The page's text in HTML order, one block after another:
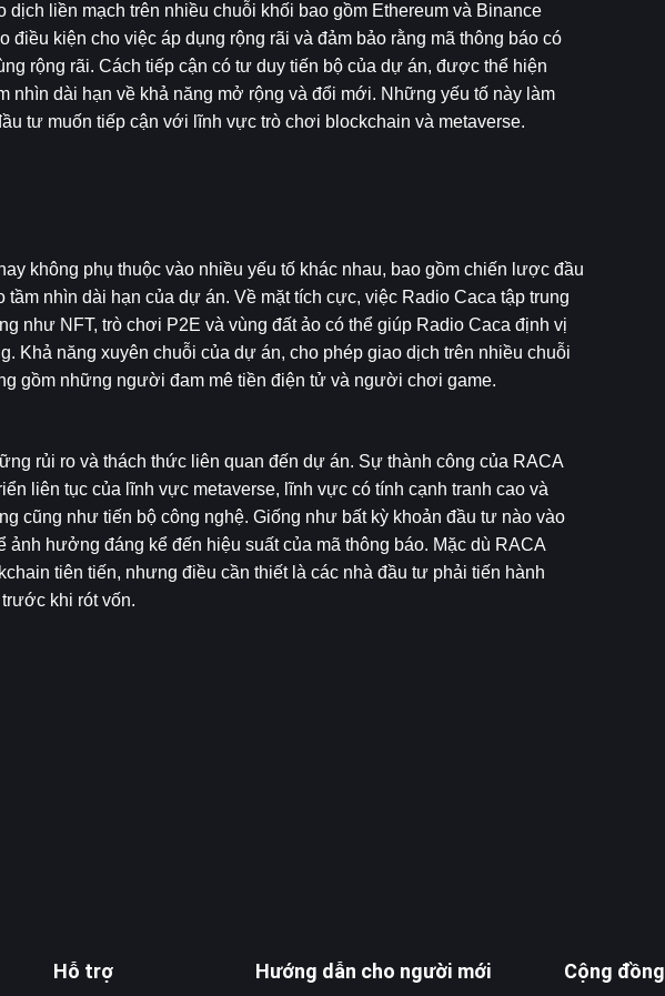
liền mạch trên nhiều chuỗi khối bao gồm Ethereum và Binance
kiện cho việc áp dụng rộng rãi và đảm bảo rằng mã thông báo có
rộng rãi. Cách tiếp cận có tư duy tiến bộ của dự án, được thể hiện
nhìn dài hạn về khả năng mở rộng và đổi mới. Những yếu tố này làm
tư muốn tiếp cận với lĩnh vực trò chơi blockchain và metaverse.
không phụ thuộc vào nhiều yếu tố khác nhau, bao gồm chiến lược đầu
nhìn dài hạn của dự án. Về mặt tích cực, việc Radio Caca tập trung
như NFT, trò chơi P2E và vùng đất ảo có thể giúp Radio Caca định vị
Khả năng xuyên chuỗi của dự án, cho phép giao dịch trên nhiều chuỗi
gồm những người đam mê tiền điện tử và người chơi game.
rủi ro và thách thức liên quan đến dự án. Sự thành công của RACA
liên tục của lĩnh vực metaverse, lĩnh vực có tính cạnh tranh cao và
cũng như tiến bộ công nghệ. Giống như bất kỳ khoản đầu tư nào vào
hưởng đáng kể đến hiệu suất của mã thông báo. Mặc dù RACA
tiên tiến, nhưng điều cần thiết là các nhà đầu tư phải tiến hành
khi rót vốn.
Hỗ trợ Hướng dẫn cho người mới Cộng đồng